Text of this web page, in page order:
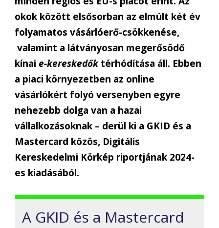
okok között elsősorban az elmúlt két év
folyamatos vásárlóerő-csökkenése,
valamint a látványosan megerősödő
kínai e-kereskedőktérhódítása áll. Ebben
a piaci környezetben az online
vásárlókért folyó versenyben egyre
nehezebb dolga van a hazai
vállalkozásoknak – derül ki a GKID és a
Mastercard közös, Digitális
Kereskedelmi Körkép riportjának 2024-
es kiadásából.
A GKID és a Mastercard